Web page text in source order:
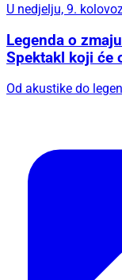
U nedjelju, 9.
Legenda o
Spektakl koji će
Od akustike do